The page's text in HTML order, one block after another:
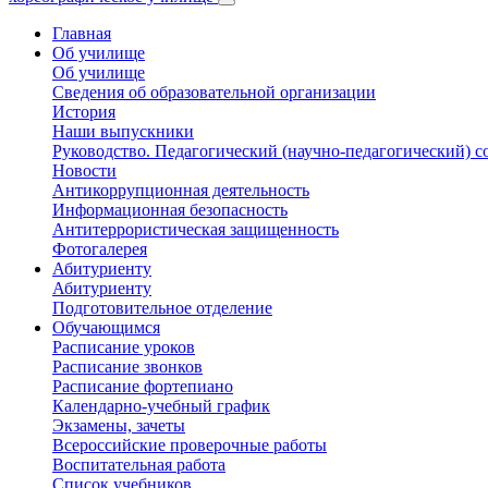
Главная
Об училище
Об училище
Сведения об образовательной организации
История
Наши выпускники
Руководство. Педагогический (научно-педагогический)
Новости
Антикоррупционная деятельность
Информационная безопасность
Антитеррористическая защищенность
Фотогалерея
Абитуриенту
Абитуриенту
Подготовительное отделение
Обучающимся
Расписание уроков
Расписание звонков
Расписание фортепиано
Календарно-учебный график
Экзамены, зачеты
Всероссийские проверочные работы
Воспитательная работа
Список учебников